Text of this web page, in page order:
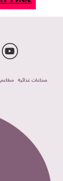
صناعات غذائية مطاعم